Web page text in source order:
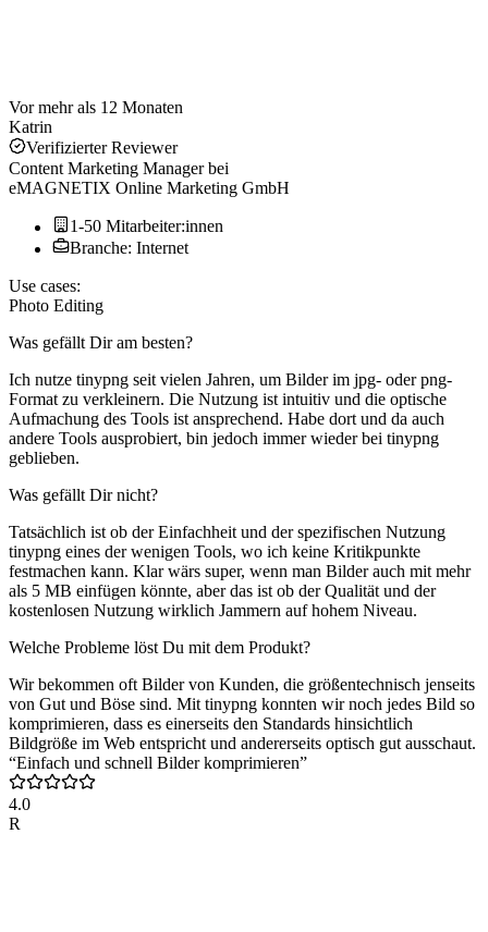
Vor mehr als 12 Monaten
Katrin
Verifizierter Reviewer
Content Marketing Managerbei
eMAGNETIX Online Marketing GmbH
1-50 Mitarbeiter:innen
Branche: Internet
Use cases:
Photo Editing
Was gefällt Dir am besten?
Ich nutze tinypng seit vielen Jahren, um Bilder im jpg- oder png-
Format zu verkleinern. Die Nutzung ist intuitiv und die optische
Aufmachung des Tools ist ansprechend. Habe dort und da auch
andere Tools ausprobiert, bin jedoch immer wieder bei tinypng
geblieben.
Was gefällt Dir nicht?
Tatsächlich ist ob der Einfachheit und der spezifischen Nutzung
tinypng eines der wenigen Tools, wo ich keine Kritikpunkte
festmachen kann. Klar wärs super, wenn man Bilder auch mit mehr
als 5 MB einfügen könnte, aber das ist ob der Qualität und der
kostenlosen Nutzung wirklich Jammern auf hohem Niveau.
Welche Probleme löst Du mit dem Produkt?
Wir bekommen oft Bilder von Kunden, die größentechnisch jenseits
von Gut und Böse sind. Mit tinypng konnten wir noch jedes Bild so
komprimieren, dass es einerseits den Standards hinsichtlich
Bildgröße im Web entspricht und andererseits optisch gut ausschaut.
“Einfach und schnell Bilder komprimieren”
4.0
R